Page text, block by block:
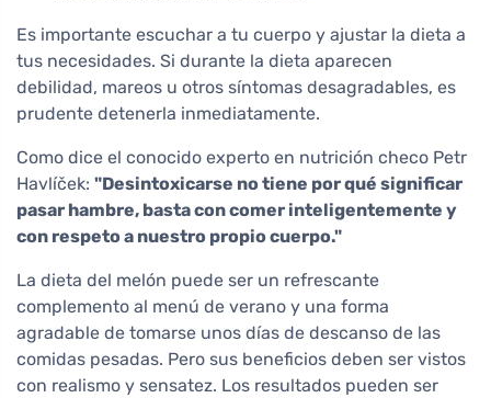
Es importante escuchar a tu cuerpo y ajustar la dieta a
tus necesidades. Si durante la dieta aparecen
debilidad, mareos u otros síntomas desagradables, es
prudente detenerla inmediatamente.
Como dice el conocido experto en nutrición checo Petr
Havlíček: "Desintoxicarse no tiene por qué significar
pasar hambre, basta con comer inteligentemente y
con respeto a nuestro propio cuerpo."
La dieta del melón puede ser un refrescante
complemento al menú de verano y una forma
agradable de tomarse unos días de descanso de las
comidas pesadas. Pero sus beneficios deben ser vistos
con realismo y sensatez. Los resultados pueden ser